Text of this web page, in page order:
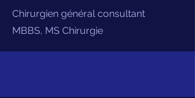
Chirurgien général consultant
MBBS, MS Chirurgie